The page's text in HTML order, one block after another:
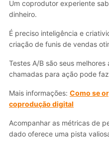
Um coprodutor experiente
dinheiro.
É preciso inteligência e
criação de funis de vendas
Testes A/B são seus
chamadas para ação pode
Mais informações: Como se
coprodução digital
Acompanhar as métricas de
dado oferece uma pista